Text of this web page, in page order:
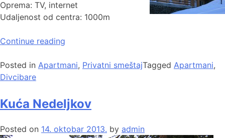
Oprema: TV, internet
Udaljenost od centra: 1000m
Continue reading
Posted in Apartmani, Privatni smeštajTagged Apartmani,
Divcibare
Kuća Nedeljkov
Posted on 14. oktobar 2013. by admin